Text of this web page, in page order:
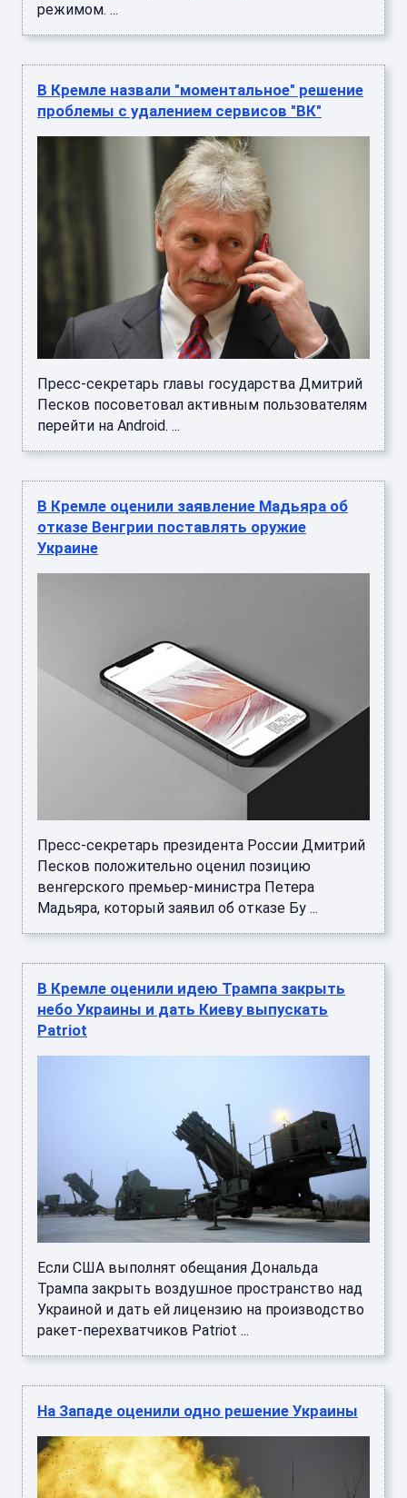
режимом. ...
В Кремле назвали "моментальное" решение
проблемы с удалением сервисов "ВК"
Пресс-секретарь главы государства Дмитрий
Песков посоветовал активным пользователям
перейти на Android. ...
В Кремле оценили заявление Мадьяра об
отказе Венгрии поставлять оружие
Украине
Пресс-секретарь президента России Дмитрий
Песков положительно оценил позицию
венгерского премьер-министра Петера
Мадьяра, который заявил об отказе Бу ...
В Кремле оценили идею Трампа закрыть
небо Украины и дать Киеву выпускать
Patriot
Если США выполнят обещания Дональда
Трампа закрыть воздушное пространство над
Украиной и дать ей лицензию на производство
ракет-перехватчиков Patriot ...
На Западе оценили одно решение Украины